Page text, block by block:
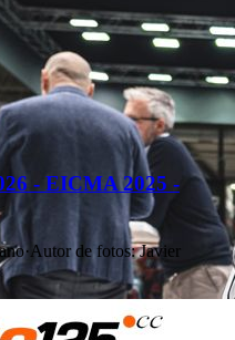
- EICMA 2025 -
·Autor de fotos: Javier